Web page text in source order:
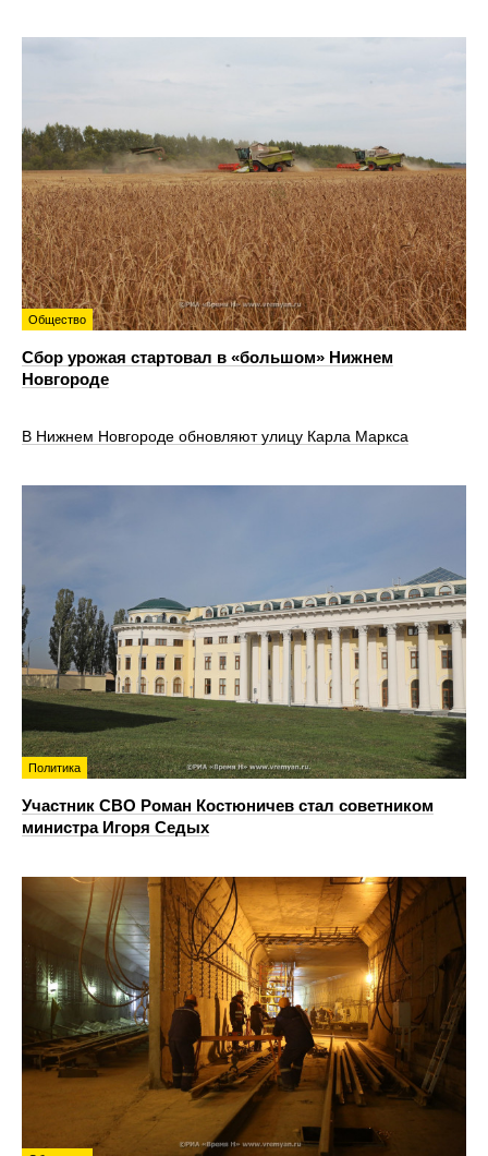
Общество
Сбор урожая стартовал в «большом» Нижнем
Новгороде
В Нижнем Новгороде обновляют улицу Карла Маркса
Политика
Участник СВО Роман Костюничев стал советником
министра Игоря Седых